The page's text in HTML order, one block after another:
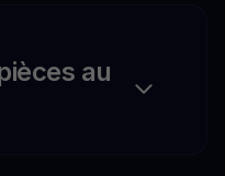
au